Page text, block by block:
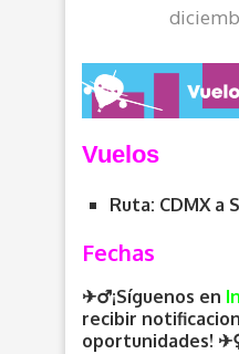
Vuelos
Ruta: CDMX a
Fechas
✈️‍♂️¡Síguenos en
recibir
oportunidades!